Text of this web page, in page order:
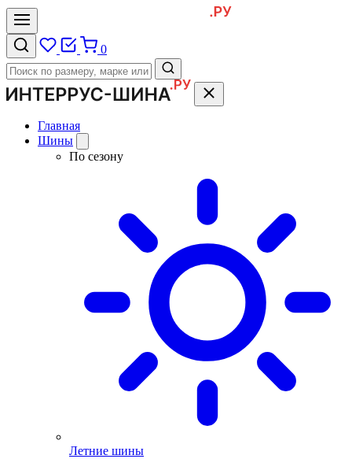
0
Главная
Шины
По сезону
Летние шины